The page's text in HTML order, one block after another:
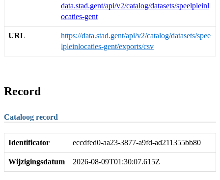
data.stad.gent/api/v2/catalog/datasets/speelpleinl
ocaties-gent
URL
https://data.stad.gent/api/v2/catalog/datasets/spee
lpleinlocaties-gent/exports/csv
Record
Cataloog record
Identificator eccdfed0-aa23-3877-a9fd-ad211355bb80
Wijzigingsdatum 2026-08-09T01:30:07.615Z